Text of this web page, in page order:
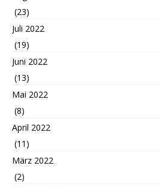
(23)
Juli 2022
(19)
Juni 2022
(13)
Mai 2022
(8)
April 2022
(11)
März 2022
(2)